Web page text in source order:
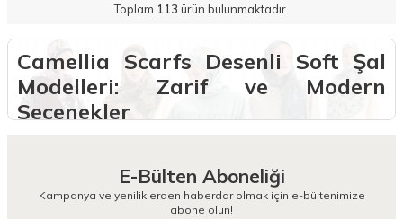
Toplam 113 ürün bulunmaktadır.
Camellia Scarfs Desenli Soft Şal
Modelleri: Zarif ve Modern
Seçenekler
çizgilerle harmanlanan bu şallar, her sezonun renk ve desen
trendlerine uygun olarak tasarlanır. Gerek şehir hayatında, gerekse
özel buluşmalarda kullanılabilecek bu özel parçalar, hem konforlu
hem de stil sahibi bir duruş sergiler. Hafif yapısı ve nefes alabilen
E-Bülten Aboneliği
Kampanya ve yeniliklerden haberdar olmak için e-bültenimize
abone olun!